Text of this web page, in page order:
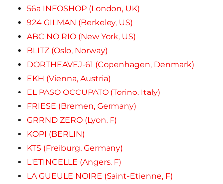
56a INFOSHOP (London, UK)
924 GILMAN (Berkeley, US)
ABC NO RIO (New York, US)
BLITZ (Oslo, Norway)
DORTHEAVEJ-61 (Copenhagen, Denmark)
EKH (Vienna, Austria)
EL PASO OCCUPATO (Torino, Italy)
FRIESE (Bremen, Germany)
GRRND ZERO (Lyon, F)
KOPI (BERLIN)
KTS (Freiburg, Germany)
L'ETINCELLE (Angers, F)
LA GUEULE NOIRE (Saint-Etienne, F)